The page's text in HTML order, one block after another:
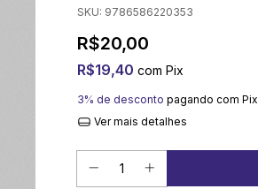
SKU: 9786586220353
R$20,00
R$19,40 com Pix
3% de desconto pagando com Pix
Ver mais detalhes